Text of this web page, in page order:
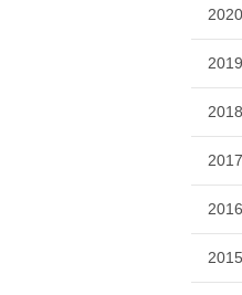
2020
2019
2018
2017
2016
2015